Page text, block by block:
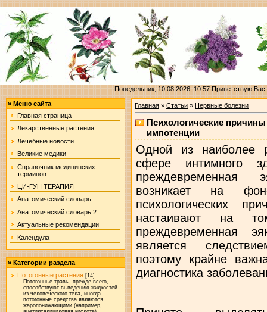
Понедельник, 10.08.2026, 10:57Приветствую Вас
» Меню сайта
Главная страница
Лекарственные растения
Лечебные новости
Великие медики
Справочник медицинских
терминов
ЦИ-ГУН ТЕРАПИЯ
Анатомический словарь
Анатомический словарь 2
Актуальные рекомендации
Календула
» Категории раздела
Потогонные растения [14]
Потогонные травы, прежде всего,
способствуют выведению жидкостей
из человеческого тела, иногда
потогонные средства являются
жаропонижающими (например,
Главная» Статьи» Нервные болезни
Психологические
импотенции
Одной из наиболее
сфере интимного
преждевременная
возникает на
психологических
настаивают на
преждевременная
является
поэтому крайне
диагностика